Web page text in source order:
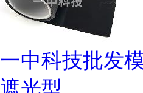
一中科技批发
遮光型